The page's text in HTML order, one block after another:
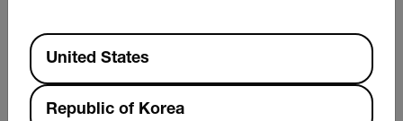
Available Locations
United States
Republic of Korea